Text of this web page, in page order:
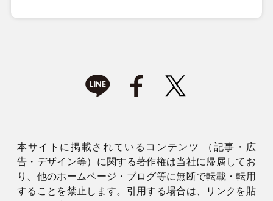
本サイトに掲載されているコンテンツ （記事・広
告・デザイン等）に関する著作権は当社に帰属してお
り、他のホームページ・ブログ等に無断で転載・転用
することを禁止します。引用する場合は、リンクを貼